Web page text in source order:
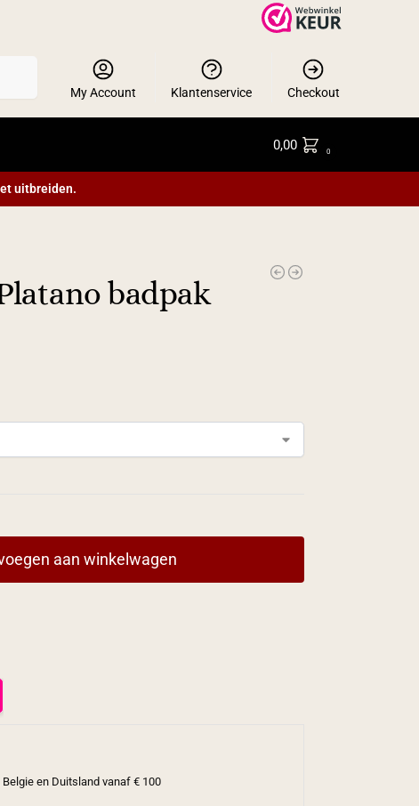
My Account Klantenservice Checkout
0,00 0
uitbreiden.
badpak
aan winkelwagen
en Duitsland vanaf € 100